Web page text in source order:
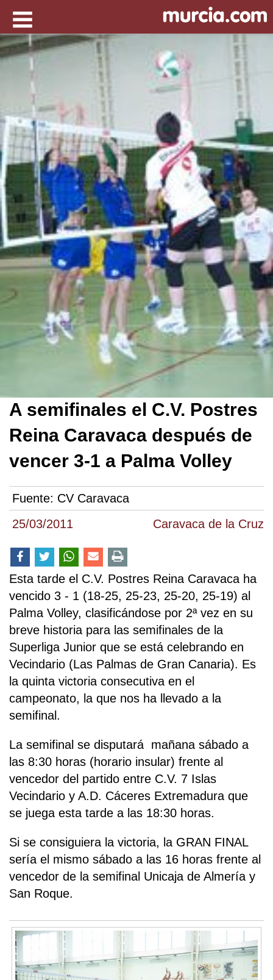
25/03/2011 Caravaca de la Cruz
A semifinales el C.V. Postres
Reina Caravaca después de
vencer 3-1 a Palma Volley
Fuente: CV Caravaca
Esta tarde el C.V. Postres Reina Caravaca ha
vencido 3 - 1 (18-25, 25-23, 25-20, 25-19) al
Palma Volley, clasificándose por 2ª vez en su
breve historia para las semifinales de la
Superliga Junior que se está celebrando en
Vecindario (Las Palmas de Gran Canaria). Es
la quinta victoria consecutiva en el
campeonato, la que nos ha llevado a la
semifinal.
La semifinal se disputará mañana sábado a
las 8:30 horas (horario insular) frente al
vencedor del partido entre C.V. 7 Islas
Vecindario y A.D. Cáceres Extremadura que
se juega esta tarde a las 18:30 horas.
Si se consiguiera la victoria, la GRAN FINAL
sería el mismo sábado a las 16 horas frente al
vencedor de la semifinal Unicaja de Almería y
San Roque.